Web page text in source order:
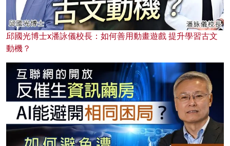
邱國光博士x潘詠儀校長：如何善用動畫遊戲 提升學習古文
動機？